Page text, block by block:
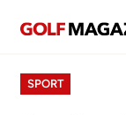
SPORT